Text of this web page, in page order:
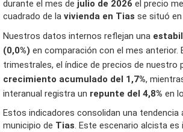
durante el mes de julio de 2026 el precio
cuadrado de la vivienda en Tias se situó en
Nuestros datos internos reflejan una
(0,0%) en comparación con el mes anterior.
trimestrales, el índice de precios de nuestro
crecimiento acumulado del 1,7%,
interanual registra un repunte del 4,8% en
Estos indicadores consolidan una tendencia al alza en todo el
municipio de Tias. Este escenario alcista es